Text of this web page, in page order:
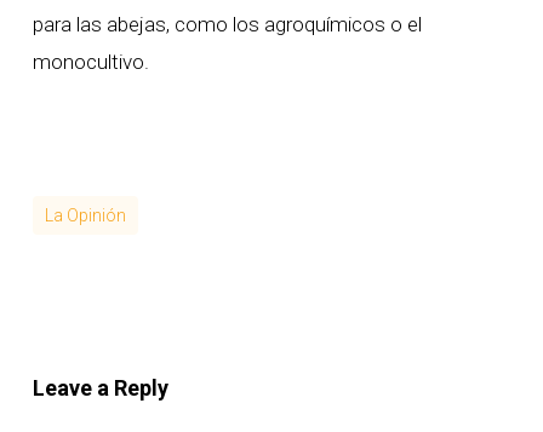
para las abejas, como los agroquímicos o el
monocultivo.
La Opinión
Leave a Reply